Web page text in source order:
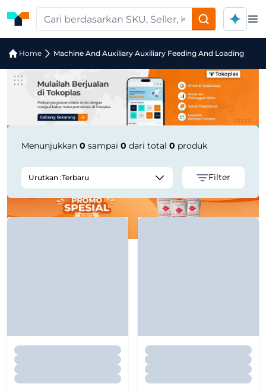
Home Machine And Auxiliary Auxiliary Feeding And Loading
Jual Machine And Auxiliary
Menunjukkan 0 sampai 0 dari total 0 produk
Urutkan :Terbaru Filter